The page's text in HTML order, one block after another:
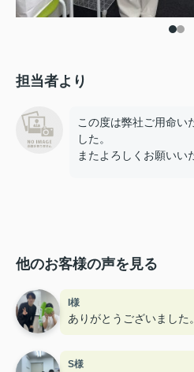
担当者より
この度は弊社ご用命い
した。
またよろしくお願いい
他のお客様の声を見る
I様
ありがとうございました。
S様